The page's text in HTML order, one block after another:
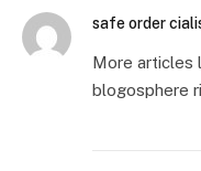
safe order
More articles
blogosphere